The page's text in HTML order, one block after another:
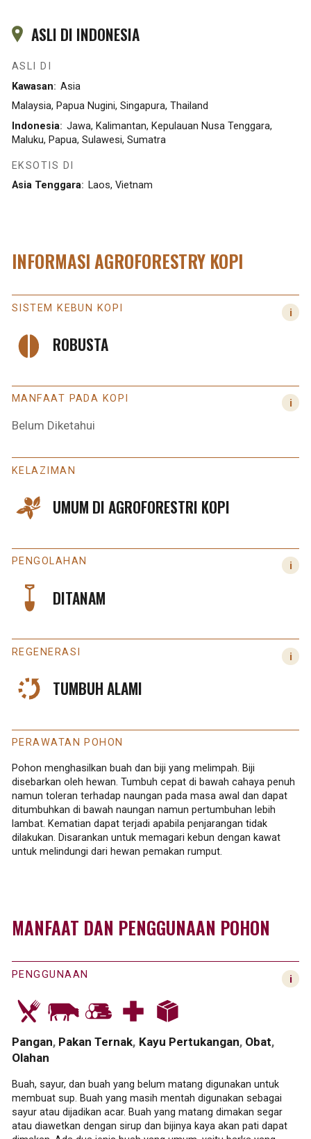
ASLI DI INDONESIA
ASLI DI
Kawasan
Asia
Malaysia, Papua Nugini, Singapura, Thailand
Indonesia Jawa, Kalimantan, Kepulauan Nusa Tenggara,
Maluku, Papua, Sulawesi, Sumatra
EKSOTIS DI
Asia Tenggara
Laos, Vietnam
INFORMASI AGROFORESTRY KOPI
SISTEM KEBUN KOPI
ROBUSTA
MANFAAT PADA KOPI
Belum Diketahui
KELAZIMAN
UMUM DI AGROFORESTRI KOPI
PENGOLAHAN
DITANAM
REGENERASI
TUMBUH ALAMI
PERAWATAN POHON
Pohon menghasilkan buah dan biji yang melimpah. Biji
disebarkan oleh hewan. Tumbuh cepat di bawah cahaya penuh
namun toleran terhadap naungan pada masa awal dan dapat
ditumbuhkan di bawah naungan namun pertumbuhan lebih
lambat. Kematian dapat terjadi apabila penjarangan tidak
dilakukan. Disarankan untuk memagari kebun dengan kawat
untuk melindungi dari hewan pemakan rumput.
MANFAAT DAN PENGGUNAAN POHON
PENGGUNAAN
Pangan Pakan Ternak Kayu Pertukangan Obat
Olahan
Buah, sayur, dan buah yang belum matang digunakan untuk
membuat sup. Buah yang masih mentah digunakan sebagai
sayur atau dijadikan acar. Buah yang matang dimakan segar
atau diawetkan dengan sirup dan bijinya kaya akan pati dapat